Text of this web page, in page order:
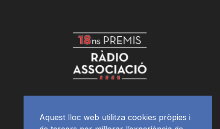
Aquest lloc web utilitza cookies pròpies i